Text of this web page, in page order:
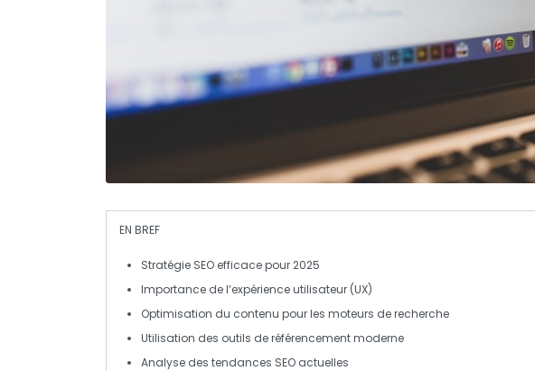
EN BREF
Stratégie SEO efficace pour 2025
Importance de l’expérience utilisateur (UX)
Optimisation du contenu pour les moteurs de recherche
Utilisation des outils deréférencementmoderne
Analyse des tendances SEO actuelles